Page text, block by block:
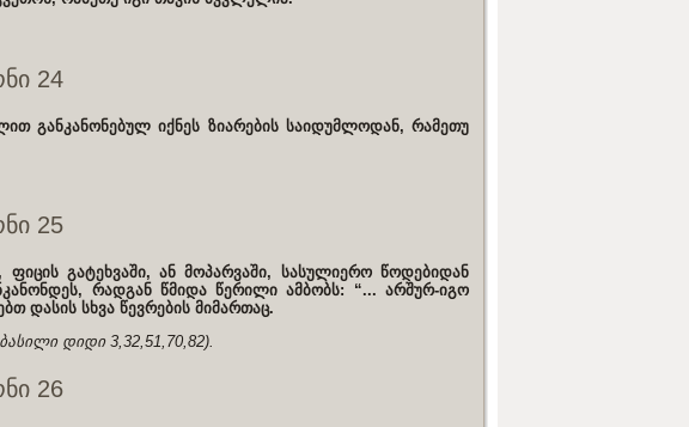
24
განკანონებულ იქნეს ზიარების საიდუმლოდან, რამეთუ
25
გატეხვაში, ან მოპარვაში, სასულიერო წოდებიდან
რადგან წმიდა წერილი ამბობს: “... არშურ-იგო
დასის სხვა წევრების მიმართაც.
დიდი 3,32,51,70,82).
26